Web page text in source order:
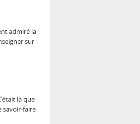
admiré la
sur
là que
savoir-faire